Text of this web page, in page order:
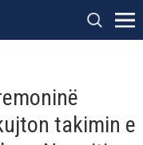
takimin e